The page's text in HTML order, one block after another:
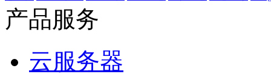
产品服务
云服务器